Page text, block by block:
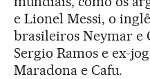
e Lionel Messi, o
brasileiros Neymar e
Sergio Ramos e ex-
Maradona e Cafu.